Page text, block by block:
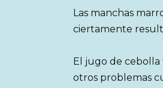
Las manchas
ciertamente
El jugo de cebolla
otros problemas